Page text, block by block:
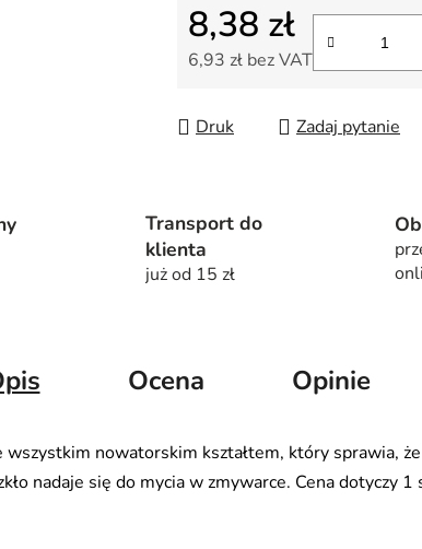
8,38 zł
6,93 zł bez VAT
Druk Zadaj pytanie
Transport do
klienta
już od 15 zł
Ocena Opinie
nowatorskim kształtem, który sprawia,
nadaje się do mycia w zmywarce. Cena dotyczy